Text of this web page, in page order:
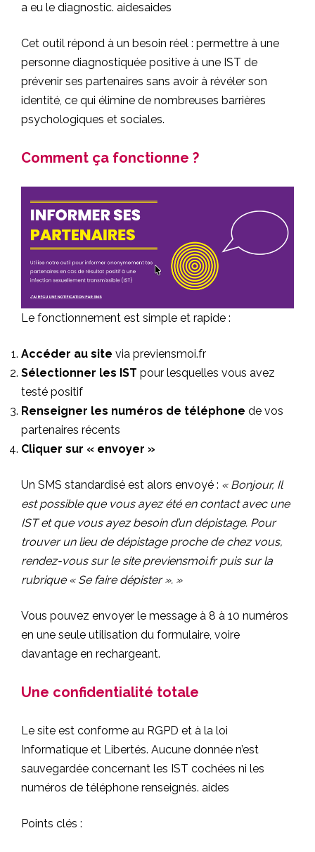
a eu le diagnostic. aidesaides
Cet outil répond à un besoin réel : permettre à une
personne diagnostiquée positive à une IST de
prévenir ses partenaires sans avoir à révéler son
identité, ce qui élimine de nombreuses barrières
psychologiques et sociales.
Comment ça fonctionne ?
Le fonctionnement est simple et rapide :
Accéder au site via previensmoi.fr
Sélectionner les IST pour lesquelles vous avez
testé positif
Renseigner les numéros de téléphone de vos
partenaires récents
Cliquer sur « envoyer »
Un SMS standardisé est alors envoyé : « Bonjour, Il
est possible que vous ayez été en contact avec une
IST et que vous ayez besoin d’un dépistage. Pour
trouver un lieu de dépistage proche de chez vous,
rendez-vous sur le site previensmoi.fr puis sur la
rubrique « Se faire dépister ». »
Vous pouvez envoyer le message à 8 à 10 numéros
en une seule utilisation du formulaire, voire
davantage en rechargeant.
Une confidentialité totale
Le site est conforme au RGPD et à la loi
Informatique et Libertés. Aucune donnée n’est
sauvegardée concernant les IST cochées ni les
numéros de téléphone renseignés. aides
Points clés :